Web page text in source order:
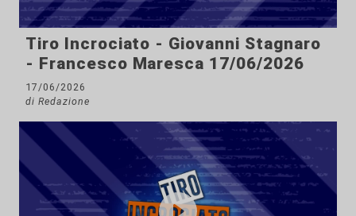
Tiro Incrociato - Giovanni Stagnaro
- Francesco Maresca 17/06/2026
17/06/2026
di Redazione